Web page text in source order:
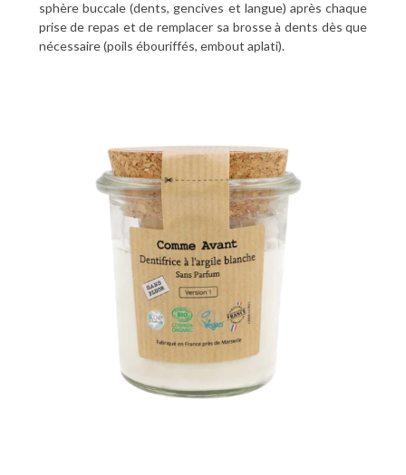
sphère buccale (dents, gencives et langue) après chaque
prise de repas et de remplacer sa brosse à dents dès que
nécessaire (poils ébouriffés, embout aplati).